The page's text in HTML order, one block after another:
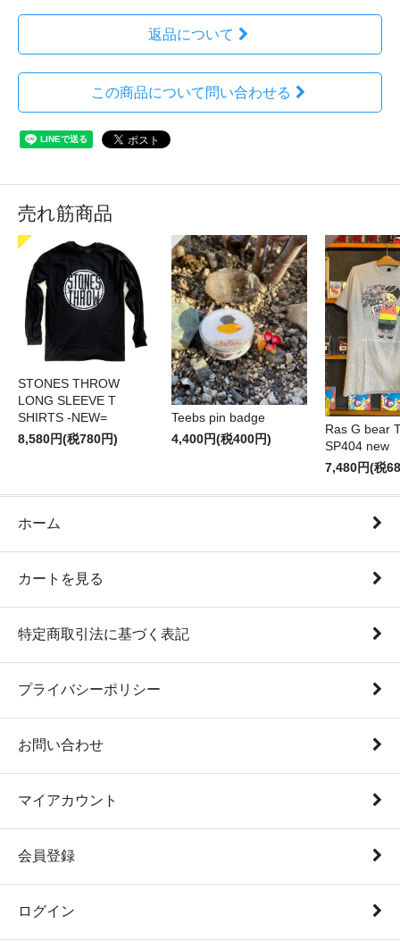
返品について
この商品について問い合わせる
売れ筋商品
STONES THROW
LONG SLEEVE T
SHIRTS -NEW=
8,580円(税780円)
Teebs pin badge
4,400円(税400円)
Ras G bear
SP404 new
7,480円(税
ホーム
カートを見る
特定商取引法に基づく表記
プライバシーポリシー
お問い合わせ
マイアカウント
会員登録
ログイン